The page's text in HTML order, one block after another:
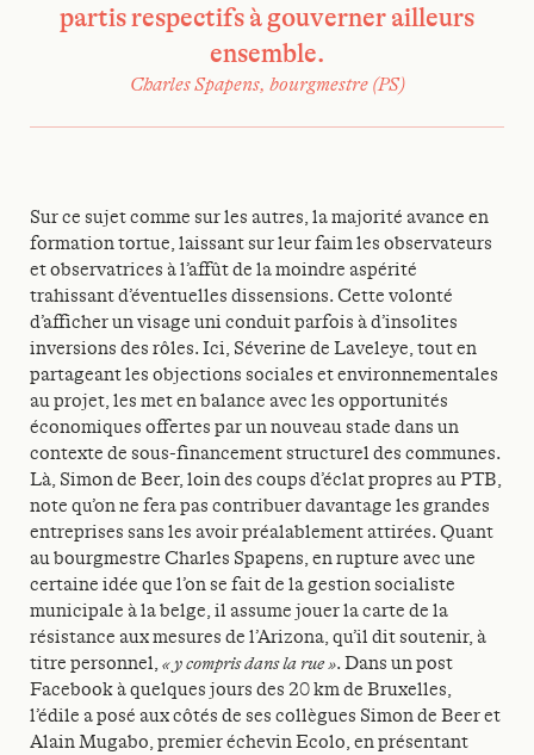
partis respectifs à gouverner ailleurs
ensemble.
Charles Spapens, bourgmestre (PS)
Sur ce sujet comme sur les autres, la majorité avance en
formation tortue, laissant sur leur faim les observateurs
et observatrices à l’affût de la moindre aspérité
trahissant d’éventuelles dissensions. Cette volonté
d’afficher un visage uni conduit parfois à d’insolites
inversions des rôles. Ici, Séverine de Laveleye, tout en
partageant les objections sociales et environnementales
au projet, les met en balance avec les opportunités
économiques offertes par un nouveau stade dans un
contexte de sous-financement structurel des communes.
Là, Simon de Beer, loin des coups d’éclat propres au PTB,
note qu’on ne fera pas contribuer davantage les grandes
entreprises sans les avoir préalablement attirées. Quant
au bourgmestre Charles Spapens, en rupture avec une
certaine idée que l’on se fait de la gestion socialiste
municipale à la belge, il assume jouer la carte de la
résistance aux mesures de l’Arizona, qu’il dit soutenir, à
titre personnel, « y compris dans la rue ». Dans un post
Facebook à quelques jours des 20 km de Bruxelles,
l’édile a posé aux côtés de ses collègues Simon de Beer et
Alain Mugabo, premier échevin Ecolo, en présentant